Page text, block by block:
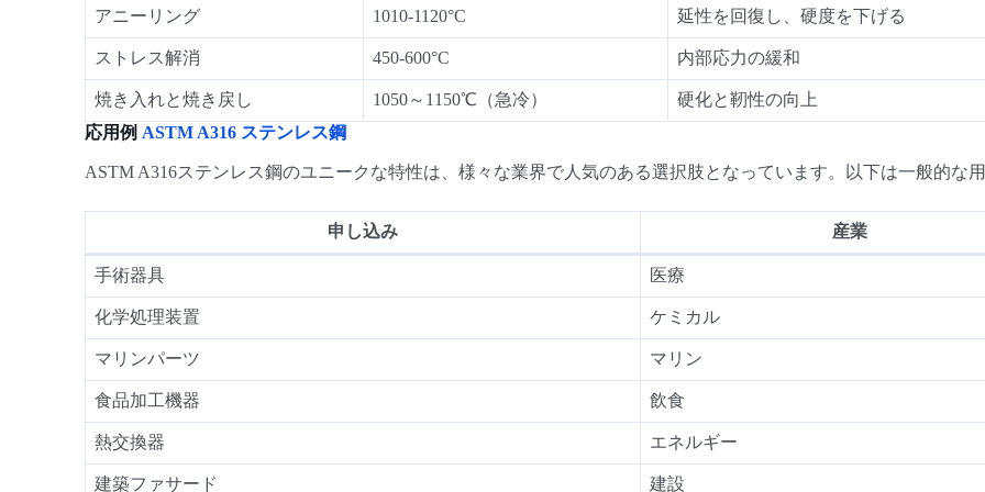
アニーリング 1010-1120°C 延性を回復し、硬度を下げる
ストレス解消 450-600°C 内部応力の緩和
焼き入れと焼き戻し 1050～1150℃（急冷）
硬化と靭性の向上
応用例 ASTM A316 ステンレス鋼
ASTM A316ステンレス鋼のユニークな特性は、様々な業界で人気のある選択肢となっています。以下は一般的な用
申し込み 産業
手術器具 医療
化学処理装置 ケミカル
マリンパーツ マリン
食品加工機器 飲食
熱交換器 エネルギー
建築ファサード 建設